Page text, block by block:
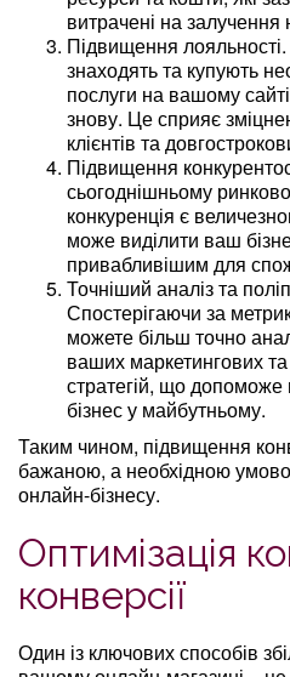
витрачені на залучення
Підвищення лояльності.
знаходять та купують
послуги на вашому
знову. Це сприяє
клієнтів та
Підвищення
сьогоднішньому
конкуренція є
може виділити ваш
привабливішим для
Точніший аналіз та
Спостерігаючи за
можете більш точно
ваших маркетингових
стратегій, що
бізнес у майбутньому.
Таким чином, підвищення
бажаною, а необхідною
онлайн-бізнесу.
Оптимізація
конверсії
Один із ключових способів